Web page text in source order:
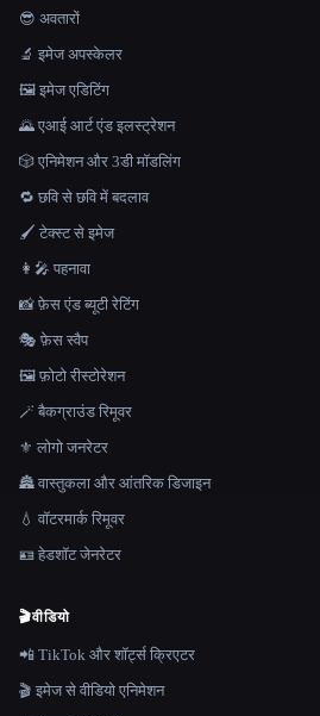
😎 अवतारों
🔬 इमेज अपस्केलर
🖼️ इमेज एडिटिंग
🌄 एआई आर्ट एंड इलस्ट्रेशन
🎲 एनिमेशन और 3डी मॉडलिंग
🔁 छवि से छवि में बदलाव
🖌️ टेक्स्ट से इमेज
👩‍🎤 पहनावा
📸 फ़ेस एंड ब्यूटी रेटिंग
🎭 फ़ेस स्वैप
🖼️ फ़ोटो रीस्टोरेशन
🪄 बैकग्राउंड रिमूवर
⚜️ लोगो जनरेटर
🏯 वास्तुकला और आंतरिक डिजाइन
💧 वॉटरमार्क रिमूवर
🪪 हेडशॉट जेनरेटर
🎬वीडियो
📲 TikTok और शॉर्ट्स क्रिएटर
🎬 इमेज से वीडियो एनिमेशन